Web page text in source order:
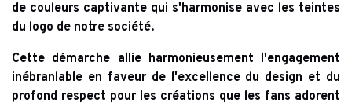
de couleurs captivante qui s'harmonise avec les teintes
du logo de notre société.
Cette démarche allie harmonieusement l'engagement
inébranlable en faveur de l'excellence du design et du
profond respect pour les créations que les fans adorent